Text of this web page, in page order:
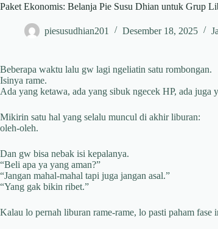
Paket Ekonomis: Belanja Pie Susu Dhian untuk Grup
piesusudhian201 Desember 18, 2025
Beberapa waktu lalu gw lagi ngeliatin satu rombongan.
Isinya rame.
Ada yang ketawa, ada yang sibuk ngecek HP, ada juga
Mikirin satu hal yang selalu muncul di akhir liburan:
oleh-oleh.
Dan gw bisa nebak isi kepalanya.
“Beli apa ya yang aman?”
“Jangan mahal-mahal tapi juga jangan asal.”
“Yang gak bikin ribet.”
Kalau lo pernah liburan rame-rame, lo pasti paham fase